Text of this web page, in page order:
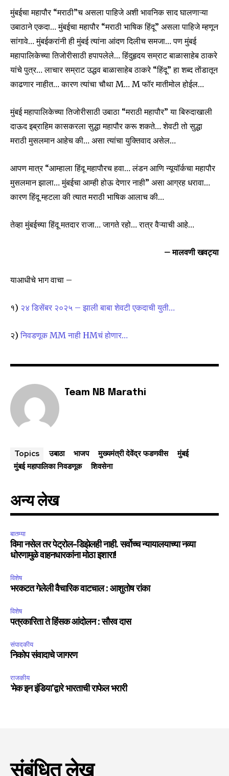
मुंबईचा महापौर “मराठी”च असला पाहिजे अशी भावनिक साद घालणाऱ्या
उबाठाने एकदा… मुंबईचा महापौर “मराठी भाषिक हिंदू” असला पाहिजे म्हणून
सांगावे… मुंबईकरांनी ही मुंबई त्यांना आंदण दिलीच समजा… पण मुंबई
महापालिकेच्या तिजोरीसाठी हपापलेले… हिंदुहृदय सम्राट बाळासाहेब ठाकरे
यांचे पुत्र… लाचार सम्राट उद्धव बाळासाहेब ठाकरे “हिंदू” हा शब्द तोंडातून
काढणार नाहीत… कारण त्यांचा चौथा M… M फॉर मातीमोल होईल…
मुंबई महापालिकेच्या तिजोरीसाठी उबाठा “मराठी महापौर” या बिरुदाखाली
दाऊद इब्राहिम कासकरला सुद्धा महापौर करू शकते… शेवटी तो सुद्धा
मराठी मुसलमान आहेच की… असा त्यांचा युक्तिवाद असेल…
आपण मात्र “आम्हाला हिंदू महापौरच हवा… लंडन आणि न्यूयॉर्कचा महापौर
मुसलमान झाला… मुंबईचा आम्ही होऊ देणार नाही” असा आग्रह धरावा…
कारण हिंदू म्हटला की त्यात मराठी भाषिक आलाच की…
तेव्हा मुंबईच्या हिंदू मतदार राजा… जागते रहो… रात्र वैऱ्याची आहे…
– मालवणी खवट्या
याआधीचे भाग वाचा –
१) २४ डिसेंबर २०२५ – झाली बाबा शेवटी एकदाची युती…
२) निवडणूक MM नाही HMचं होणार…
Team NB Marathi
Topics उबाठा भाजप मुख्यमंत्री देवेंद्र फडणवीस
मुंबई
मुंबई महापालिका निवडणूक
शिवसेना
अन्य लेख
बातम्या
विमा नसेल तर पेट्रोल-डिझेलही नाही. सर्वोच्च न्यायालयाच्या नव्या
धोरणामुळे वाहनधारकांना मोठा इशारा!
विशेष
भरकटत गेलेली वैचारिक वाटचाल : आशुतोष रांका
विशेष
पत्रकारिता ते हिंसक आंदोलन : सौरव दास
संपादकीय
निकोप संवादाचे जागरण
राजकीय
‘मेक इन इंडिया’द्वारे भारताची राफेल भरारी
संबंधित लेख